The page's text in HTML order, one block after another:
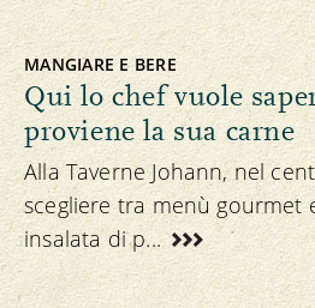
MANGIARE E BERE
Qui lo chef vuole
proviene la sua carne
Alla Taverne Johann, nel
scegliere tra menù gourmet
insalata di p...